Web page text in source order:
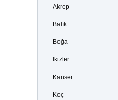
Akrep
Balık
Boğa
İkizler
Kanser
Koç